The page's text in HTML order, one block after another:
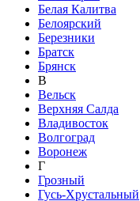
Белая Калитва
Белоярский
Березники
Братск
Брянск
В
Вельск
Верхняя Салда
Владивосток
Волгоград
Воронеж
Г
Грозный
Гусь-Хрустальный